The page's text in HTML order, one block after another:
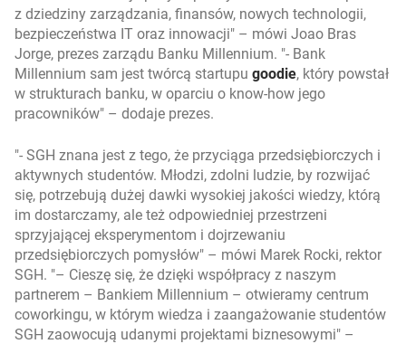
z dziedziny zarządzania, finansów, nowych technologii,
bezpieczeństwa IT oraz innowacji – mówi Joao Bras
Jorge, prezes zarządu Banku Millennium. - Bank
Millennium sam jest twórcą startupu goodie, który powstał
w strukturach banku, w oparciu o know-how jego
pracowników – dodaje prezes.
- SGH znana jest z tego, że przyciąga przedsiębiorczych i
aktywnych studentów. Młodzi, zdolni ludzie, by rozwijać
się, potrzebują dużej dawki wysokiej jakości wiedzy, którą
im dostarczamy, ale też odpowiedniej przestrzeni
sprzyjającej eksperymentom i dojrzewaniu
przedsiębiorczych pomysłów – mówi Marek Rocki, rektor
SGH. – Cieszę się, że dzięki współpracy z naszym
partnerem – Bankiem Millennium – otwieramy centrum
coworkingu, w którym wiedza i zaangażowanie studentów
SGH zaowocują udanymi projektami biznesowymi –